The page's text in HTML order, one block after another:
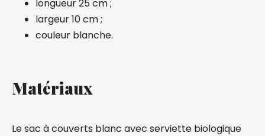
longueur 25 cm ;
largeur 10 cm ;
couleur blanche.
Matériaux
Le sac à couverts blanc avec serviette biologique